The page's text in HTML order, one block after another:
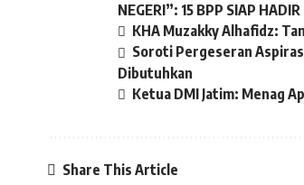
NEGERI”: 15 BPP SIAP HADIR
KHA Muzakky Alhafidz:
Soroti Pergeseran
Dibutuhkan
Ketua DMI Jatim: Menag
Share This Article